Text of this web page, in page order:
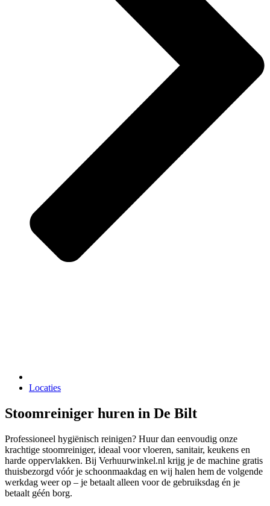
Locaties
Stoomreiniger huren in De Bilt
Professioneel hygiënisch reinigen? Huur dan eenvoudig onze
krachtige stoomreiniger, ideaal voor vloeren, sanitair, keukens en
harde oppervlakken. Bij Verhuurwinkel.nl krijg je de machine gratis
thuisbezorgd vóór je schoonmaakdag en wij halen hem de volgende
werkdag weer op – je betaalt alleen voor de gebruiksdag én je
betaalt géén borg.